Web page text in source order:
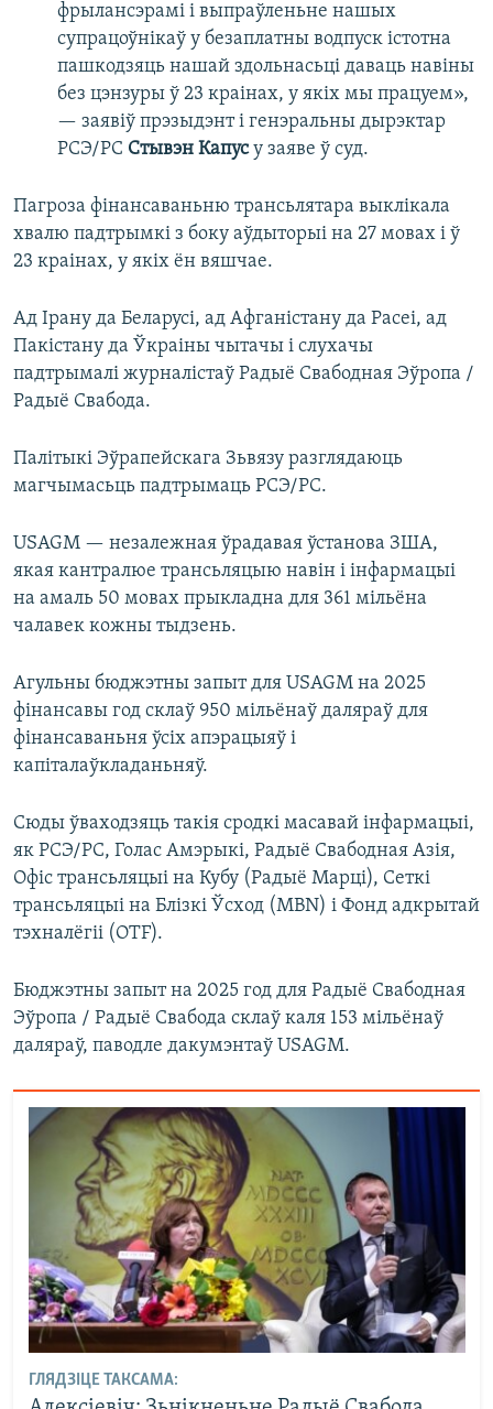
фрылансэрамі і выпраўленьне нашых
супрацоўнікаў у безаплатны водпуск істотна
пашкодзяць нашай здольнасьці даваць навіны
без цэнзуры ў 23 краінах, у якіх мы працуем»,
— заявіў прэзыдэнт і генэральны дырэктар
РСЭ/РС Стывэн Капусу заяве ў суд.
Пагроза фінансаваньню трансьлятара выклікала
хвалю падтрымкі з боку аўдыторыі на 27 мовах і ў
23 краінах, у якіх ён вяшчае.
Ад Ірану да Беларусі, ад Афганістану да Расеі, ад
Пакістану да Ўкраіны чытачы і слухачы
падтрымалі журналістаў Радыё Свабодная Эўропа /
Радыё Свабода.
Палітыкі Эўрапейскага Зьвязу разглядаюць
магчымасьць падтрымаць РСЭ/РС.
USAGM — незалежная ўрадавая ўстанова ЗША,
якая кантралюе трансьляцыю навін і інфармацыі
на амаль 50 мовах прыкладна для 361 мільёна
чалавек кожны тыдзень.
Агульны бюджэтны запыт для USAGM на 2025
фінансавы год склаў 950 мільёнаў даляраў для
фінансаваньня ўсіх апэрацыяў і
капіталаўкладаньняў.
Сюды ўваходзяць такія сродкі масавай інфармацыі,
як РСЭ/РС, Голас Амэрыкі, Радыё Свабодная Азія,
Офіс трансьляцыі на Кубу (Радыё Марці), Сеткі
трансьляцыі на Блізкі Ўсход (MBN) і Фонд адкрытай
тэхналёгіі (OTF).
Бюджэтны запыт на 2025 год для Радыё Свабодная
Эўропа / Радыё Свабода склаў каля 153 мільёнаў
даляраў, паводле дакумэнтаў USAGM.
ГЛЯДЗІЦЕ ТАКСАМА: